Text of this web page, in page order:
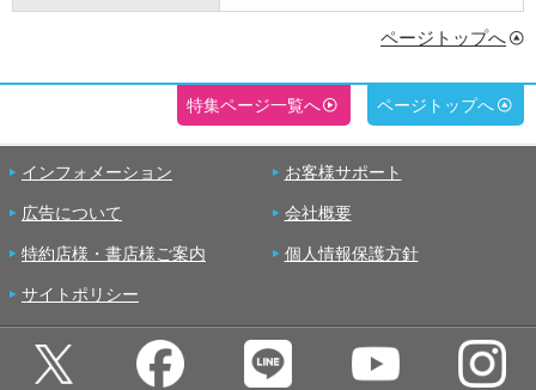
ページトップへ
特集ページ一覧へ ページトップへ
インフォメーション お客様サポート
広告について 会社概要
特約店様・書店様ご案内 個人情報保護方針
サイトポリシー